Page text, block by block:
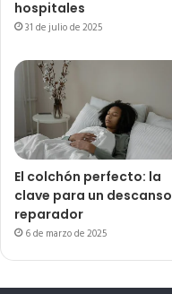
hospitales
31 de julio de 2025
El colchón perfecto: la
clave para un descanso
reparador
6 de marzo de 2025